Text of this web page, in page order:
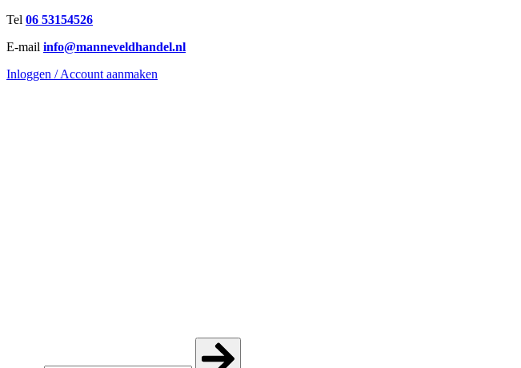
Ga
de
Tel 06 53154526
E-mail info@manneveldhandel.nl
Inloggen / Account aanmaken